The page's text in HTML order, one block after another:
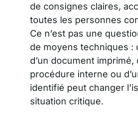
de consignes claires,
toutes les personnes
Ce n’est pas une
de moyens techniques :
d’un document imprimé,
procédure interne ou
identifié peut changer
situation critique.